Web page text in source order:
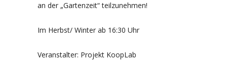
an der „Gartenzeit“ teilzunehmen!
Im Herbst/ Winter ab 16:30 Uhr
Veranstalter: Projekt KoopLab